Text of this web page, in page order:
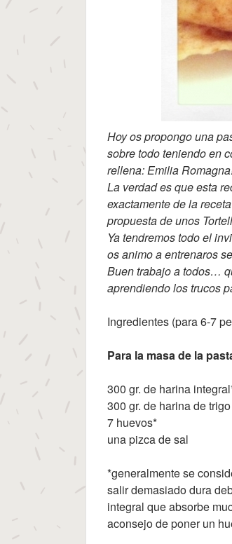
Hoy os propongo una
sobre todo teniendo en
rellena: Emilia
La verdad es que esta
exactamente de la
propuesta de unos
Ya tendremos todo el
os animo a entrenaros
Buen trabajo a todos…
aprendiendo los trucos
Ingredientes (para 6-7
Para la masa de la
300 gr. de harina
300 gr. de harina de
7 huevos*
una pizca de sal
*generalmente se
salir demasiado dura
integral que absorbe
aconsejo de poner un